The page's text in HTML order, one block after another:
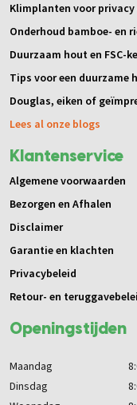
Openingstijden
Maandag
Dinsdag
Klimplanten voor
Onderhoud bamboe- en
Duurzaam hout en FSC-
Tips voor een
Douglas, eiken of
Lees al onze blogs
Klantenservice
Algemene voorwaarden
Bezorgen en Afhalen
Disclaimer
Garantie en klachten
Privacybeleid
Retour- en